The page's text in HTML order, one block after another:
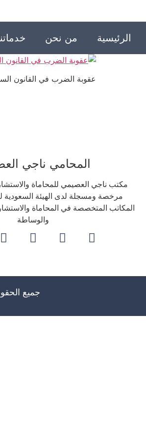
الرئيسية من نحن
عقوبة الضرب في القانون
المحامي ناجي
مكتب ناجي العصيمي للمحاماة
مرخصة ومسجلة لدى الهيئة السعودية
المكاتب المتخصصة في المحاماة
والوساطة
جميع